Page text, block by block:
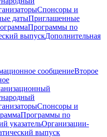
Спонсоры и
датыПриглашенные
Программы по
выпускДополнительная
сообщениеВторое
Спонсоры и
Программы по
указательОрганизации-
выпуск